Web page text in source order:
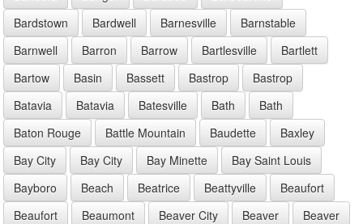
Bardstown
Bardwell Barnesville
Barnstable
Barnwell
Barron Barrow Bartlesville
Bartlett
Bartow
Basin Bassett Bastrop
Bastrop
Batavia
Batavia Batesville Bath
Bath
Baton Rouge
Battle Mountain Baudette
Baxley
Bay City
Bay City Bay Minette
Bay Saint Louis
Bayboro
Beach Beatrice Beattyville
Beaufort
Beaufort
Beaumont Beaver City Beaver
Beaver